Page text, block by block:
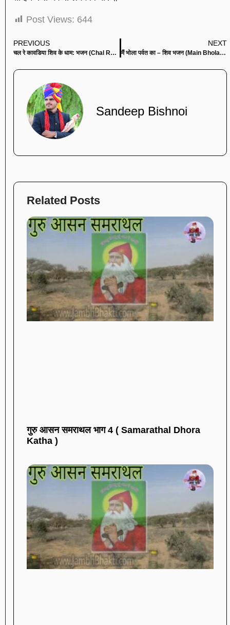
Post Views: 644
PREVIOUS
चल रे कावडिया शिव के धाम: भजन (Chal Re Kanwariya Shiv Ke Dham)
NEXT
मैं भोला पर्वत का – शिव भजन (Main Bhola Parvat Ka)
Sandeep Bishnoi
Related Posts
गुरु आसन समराथल भाग 4 ( Samarathal Dhora
Katha )